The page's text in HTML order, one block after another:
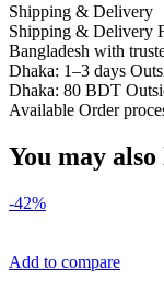
Shipping & Delivery
Shipping & Delivery
Bangladesh with
Dhaka: 1–3 days
Dhaka: 80 BDT
Available Order
You may
-42%
Add to compare